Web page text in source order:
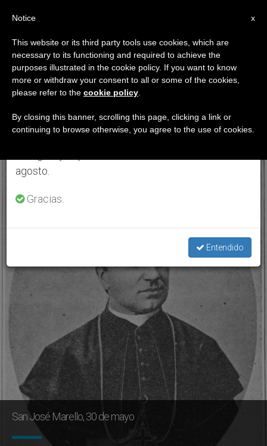
ETIQUETA
Posts Tagged ‘Oblatos
De San José’
ÚLTIMAS NOTICIAS
San José Marello, 30 de mayo
×
Aviso importante
Del 27 de julio al 7 de agosto haremos la pausa
anual, aprovechando que en el periodo de verano
se generan menos informaciones y también el
agosto.
Gracias.
Entendido
x
Notice
This website or its third party tools use cookies, which are
necessary to its functioning and required to achieve the
purposes illustrated in the cookie policy. If you want to know
more or withdraw your consent to all or some of the cookies,
please refer to the cookie policy
By closing this banner, scrolling this page, clicking a link or
continuing to browse otherwise, you agree to the use of cookies.